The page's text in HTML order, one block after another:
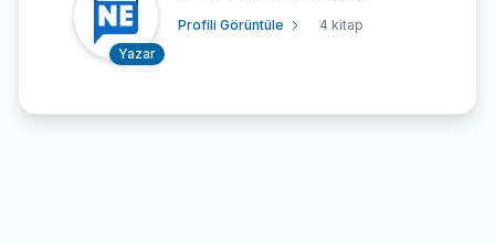
Yazar
Profili Görüntüle 4 kitap